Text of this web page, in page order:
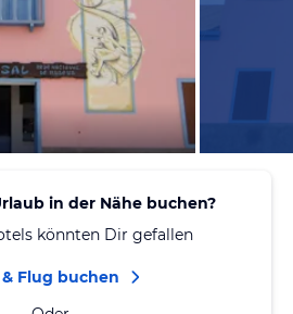
in der Nähe buchen?
könnten Dir gefallen
Flug buchen